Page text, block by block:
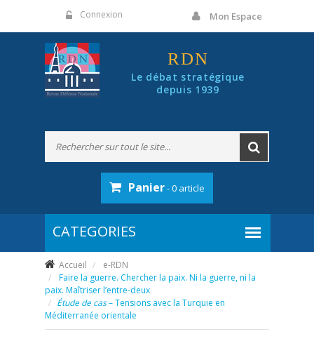
Connexion Mon Espace
RDN
Le débat stratégique
depuis 1939
Panier- 0 article
Accueil
e-RDN
Faire la guerre. Chercher la paix. Ni la guerre, ni la
paix. Maîtriser l’entre-deux
Étude de cas– Tensions avec la Turquie en
Méditerranée orientale